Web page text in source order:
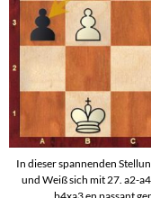
In dieser spannenden
und Weiß sich mit 27. a2-